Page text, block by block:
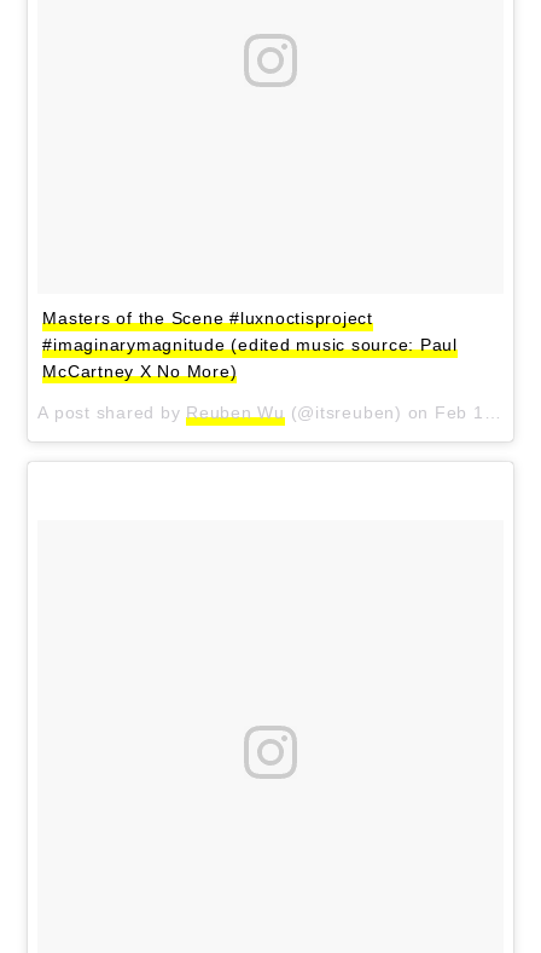
Masters of the Scene #luxnoctisproject
#imaginarymagnitude (edited music source: Paul
McCartney X No More)
A post shared by Reuben Wu (@itsreuben) on Feb 12, 2018 at 9:10am PST